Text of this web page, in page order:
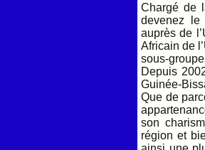
Chargé de
devenez le
auprès de
Africain de
sous-
Depuis
Guinée-
Que de
son
région et